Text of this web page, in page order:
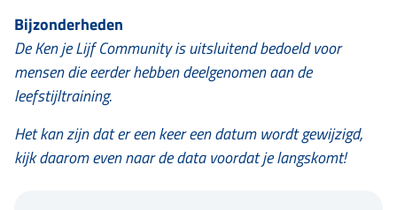
Bijzonderheden
De Ken je Lijf Community is uitsluitend bedoeld voor
mensen die eerder hebben deelgenomen aan de
leefstijltraining.
Het kan zijn dat er een keer een datum wordt gewijzigd,
kijk daarom even naar de data voordat je langskomt!